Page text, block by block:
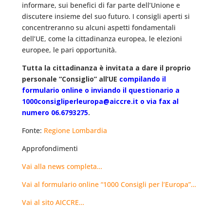
informare, sui benefici di far parte dell’Unione e
discutere insieme del suo futuro. I consigli aperti si
concentreranno su alcuni aspetti fondamentali
dell’UE, come la cittadinanza europea, le elezioni
europee, le pari opportunità.
Tutta la cittadinanza è invitata a dare il proprio
personale “Consiglio” all’UE compilando il
formulario online o inviando il questionario a
1000consigliperleuropa@aiccre.it o via fax al
numero 06.6793275.
Fonte: Regione Lombardia
Approfondimenti
Vai alla news completa…
Vai al formulario online “1000 Consigli per l’Europa”…
Vai al sito AICCRE…